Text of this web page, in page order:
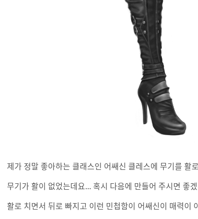
제가 정말 좋아하는 클래스인 어쌔신 클레스에 무기를 활
무기가 활이 없었는데요... 혹시 다음에 만들어 주시면 좋
활로 치면서 뒤로 빠지고 이런 민첩함이 어쌔신이 매력이